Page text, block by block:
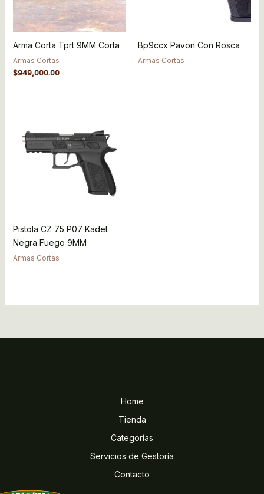
Arma Corta Tprt 9MM Corta
Armas Cortas
$949,000.00
Bp9ccx Pavon Con Rosca
Armas Cortas
Pistola CZ 75 P07 Kadet
Negra Fuego 9MM
Armas Cortas
Home
Tienda
Categorías
Servicios de Gestoría
Contacto